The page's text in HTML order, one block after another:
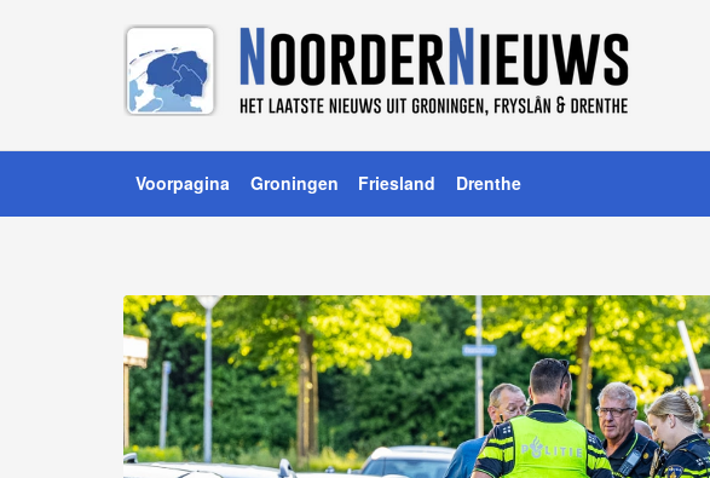
Voorpagina Groningen Friesland Drenthe